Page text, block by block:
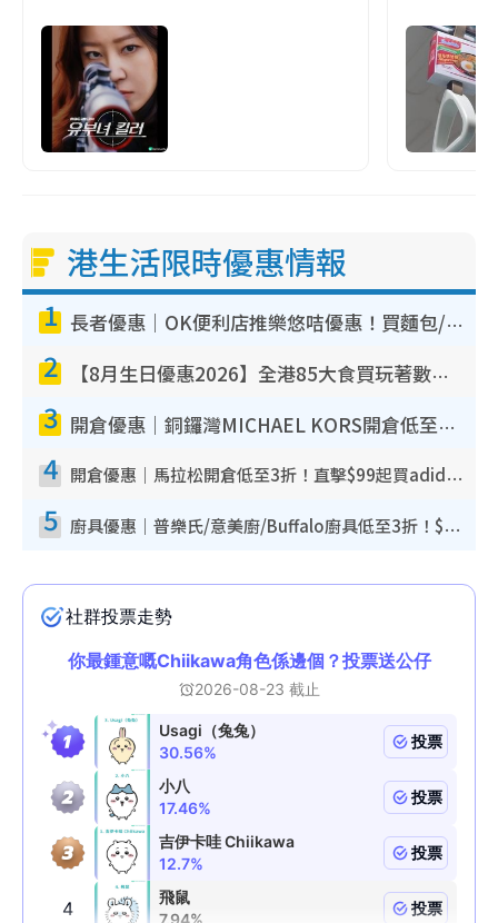
港生活限時優惠情報
1 長者優惠｜OK便利店推樂悠咭優惠！買麵包/牛奶/保健品拍卡即減
2 【8月生日優惠2026】全港85大食買玩著數攻略 自助餐/火鍋放題同行免費＋誠品/DONKI送現金券
3 開倉優惠｜銅鑼灣MICHAEL KORS開倉低至17折！直擊$500起買手袋/銀包/鞋款 必買經典Jet Set系列
4 開倉優惠｜馬拉松開倉低至3折！直擊$99起買adidas／New Balance／Puma鞋款 STANLEY保溫杯劈價至$119起
5 廚具優惠｜普樂氏/意美廚/Buffalo廚具低至3折！$89起買煎鍋／炒鑊／個人鍋 同場小家電激減至$99起